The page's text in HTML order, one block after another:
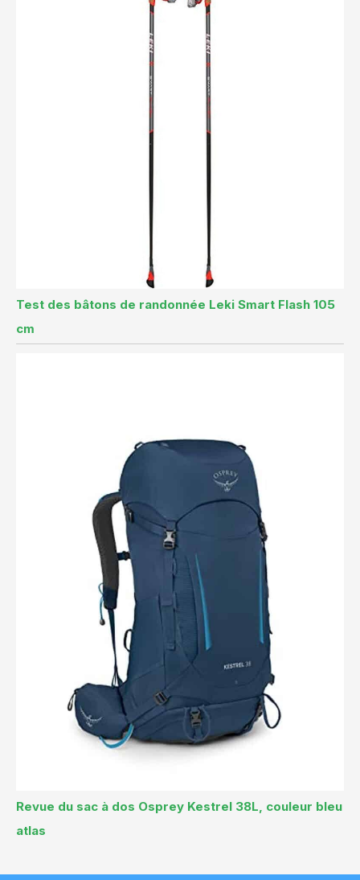
Test des bâtons de randonnée Leki Smart Flash 105
cm
Revue du sac à dos Osprey Kestrel 38L, couleur bleu
atlas